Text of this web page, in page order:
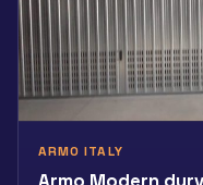
ARMO ITALY